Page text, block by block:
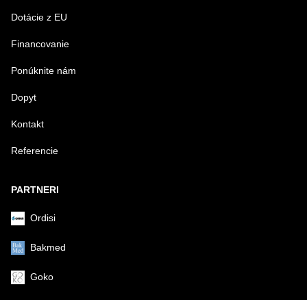
VAŠA OTÁZKA K PRODUKTU
Odoslať
Dotácie z EU
Financovanie
Ponúknite nám
Dopyt
Kontakt
Referencie
PARTNERI
Ordisi
Bakmed
Goko